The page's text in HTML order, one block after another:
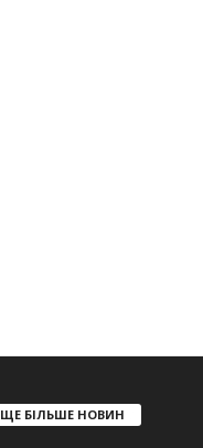
ЩЕ БІЛЬШЕ НОВИН